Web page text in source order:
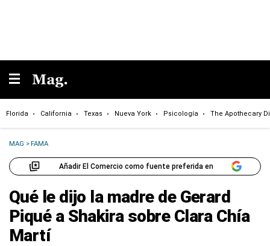
Florida California Texas Nueva York Psicología The Apothecary
MAG >FAMA
Añadir El Comercio como fuente preferida en
Qué le dijo la madre de Gerard
Piqué a Shakira sobre Clara Chía
Martí